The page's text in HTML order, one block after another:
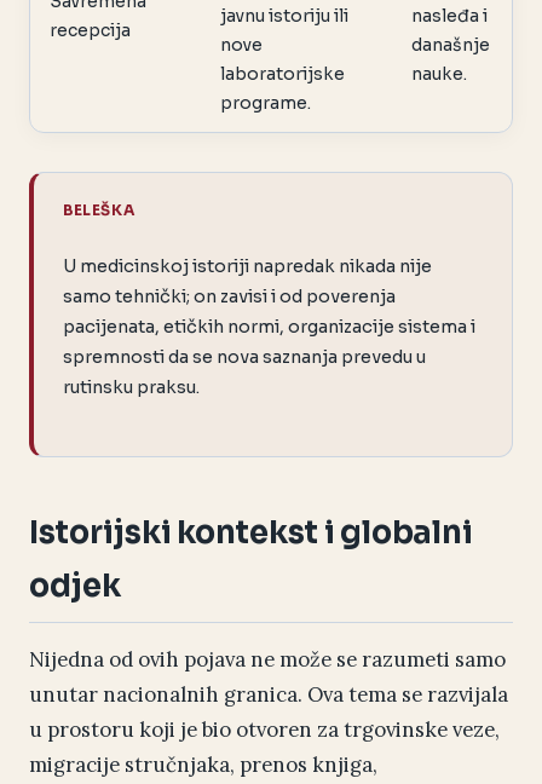
recepcija
javnu istoriju ili
nove
laboratorijske
programe.
nasleđa i
današnje
nauke.
BELEŠKA
U medicinskoj istoriji napredak nikada nije
samo tehnički; on zavisi i od poverenja
pacijenata, etičkih normi, organizacije sistema i
spremnosti da se nova saznanja prevedu u
rutinsku praksu.
Istorijski kontekst i globalni
odjek
Nijedna od ovih pojava ne može se razumeti samo
unutar nacionalnih granica. Ova tema se razvijala
u prostoru koji je bio otvoren za trgovinske veze,
migracije stručnjaka, prenos knjiga,